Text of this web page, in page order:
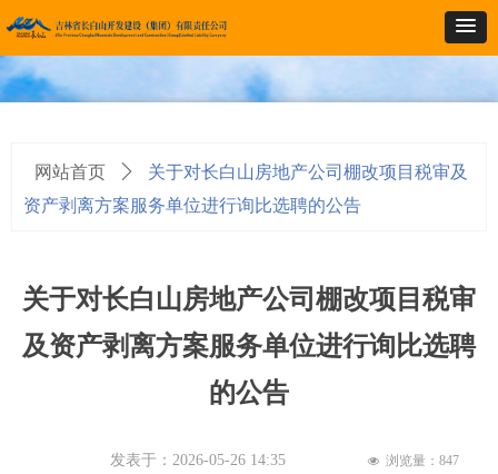
网站首页 ꄲ
关于对长白山房地产公司棚改项目税审及
资产剥离方案服务单位进行询比选聘的公告
关于对长白山房地产公司棚改项目税审
及资产剥离方案服务单位进行询比选聘
的公告
发表于： 2026-05-26 14:35 넶 浏览量： 847